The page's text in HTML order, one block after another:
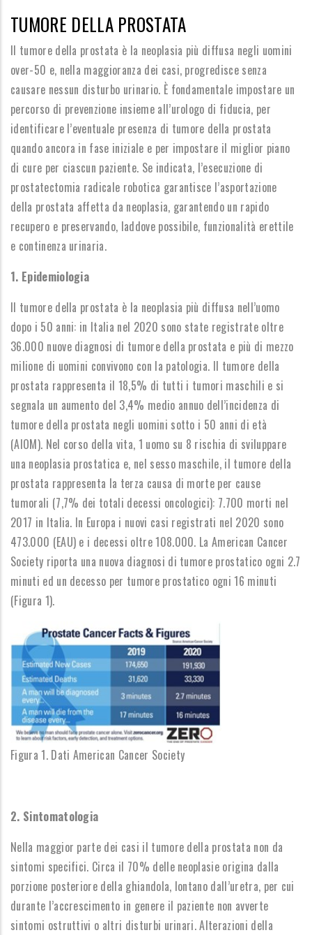
TUMORE DELLA PROSTATA
Il tumore della prostata è la neoplasia più diffusa negli uomini
over-50 e, nella maggioranza dei casi, progredisce senza
causare nessun disturbo urinario. È fondamentale impostare un
percorso di prevenzione insieme all’urologo di fiducia, per
identificare l’eventuale presenza di tumore della prostata
quando ancora in fase iniziale e per impostare il miglior piano
di cure per ciascun paziente. Se indicata, l’esecuzione di
prostatectomia radicale robotica garantisce l’asportazione
della prostata affetta da neoplasia, garantendo un rapido
recupero e preservando, laddove possibile, funzionalità erettile
e continenza urinaria.
1. Epidemiologia
Il tumore della prostata è la neoplasia più diffusa nell’uomo
dopo i 50 anni: in Italia nel 2020 sono state registrate oltre
36.000 nuove diagnosi di tumore della prostata e più di mezzo
milione di uomini convivono con la patologia. Il tumore della
prostata rappresenta il 18,5% di tutti i tumori maschili e si
segnala un aumento del 3,4% medio annuo dell’incidenza di
tumore della prostata negli uomini sotto i 50 anni di età
(AIOM). Nel corso della vita, 1 uomo su 8 rischia di sviluppare
una neoplasia prostatica e, nel sesso maschile, il tumore della
prostata rappresenta la terza causa di morte per cause
tumorali (7,7% dei totali decessi oncologici): 7.700 morti nel
2017 in Italia. In Europa i nuovi casi registrati nel 2020 sono
473.000 (EAU) e i decessi oltre 108.000. La American Cancer
Society riporta una nuova diagnosi di tumore prostatico ogni 2.7
minuti ed un decesso per tumore prostatico ogni 16 minuti
(Figura 1).
Figura 1. Dati American Cancer Society
2. Sintomatologia
Nella maggior parte dei casi il tumore della prostata non da
sintomi specifici. Circa il 70% delle neoplasie origina dalla
porzione posteriore della ghiandola, lontano dall’uretra, per cui
durante l’accrescimento in genere il paziente non avverte
sintomi ostruttivi o altri disturbi urinari. Alterazioni della